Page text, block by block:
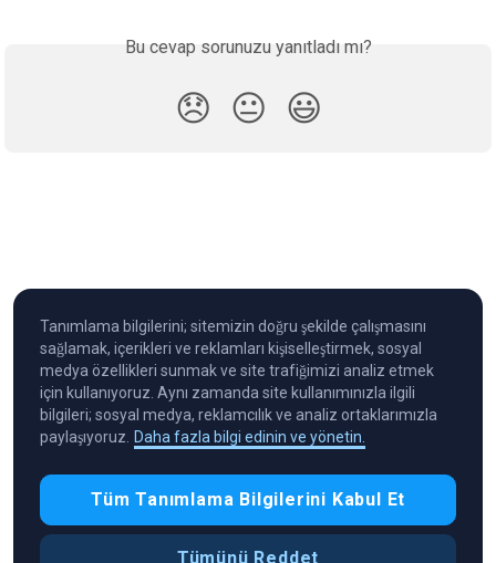
Bu cevap sorunuzu yanıtladı mı?
😞 😐 😃
Cryptocurrency in Every Wallet™
Tanımlama bilgilerini; sitemizin doğru şekilde çalışmasını
sağlamak, içerikleri ve reklamları kişiselleştirmek, sosyal
medya özellikleri sunmak ve site trafiğimizi analiz etmek
için kullanıyoruz. Aynı zamanda site kullanımınızla ilgili
bilgileri; sosyal medya, reklamcılık ve analiz ortaklarımızla
paylaşıyoruz. Daha fazla bilgi edinin ve yönetin.
Tüm Tanımlama Bilgilerini Kabul Et
Tümünü Reddet